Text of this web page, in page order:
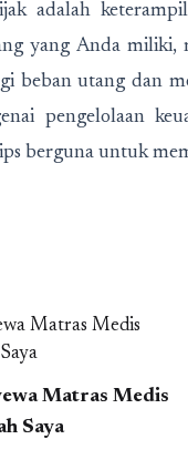
adalah
yang Anda
beban utang dan
pengelolaan
berguna untuk
Matras Medis
Saya